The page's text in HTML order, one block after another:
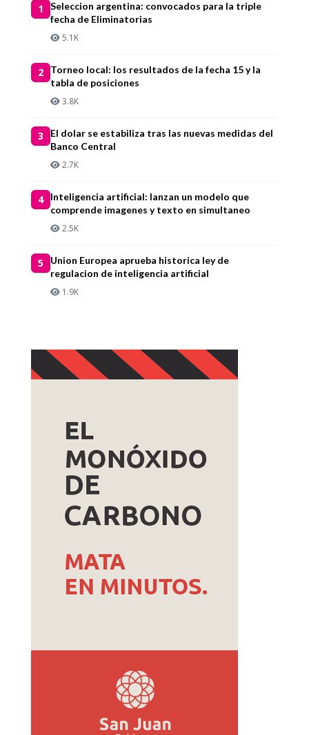
1
Seleccion argentina: convocados para la triple
fecha de Eliminatorias
5.1K
2
Torneo local: los resultados de la fecha 15 y la
tabla de posiciones
3.8K
3
El dolar se estabiliza tras las nuevas medidas del
Banco Central
2.7K
4
Inteligencia artificial: lanzan un modelo que
comprende imagenes y texto en simultaneo
2.5K
5
Union Europea aprueba historica ley de
regulacion de inteligencia artificial
1.9K